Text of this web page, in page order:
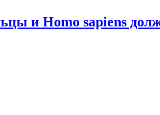
и Homo sapiens